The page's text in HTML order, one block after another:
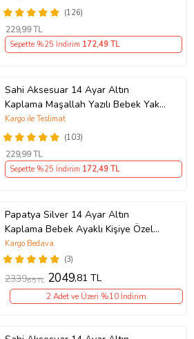
(126)
229,99 TL
Sepette %25 İndirim 172,49 TL
Sahi Aksesuar 14 Ayar Altın
Kaplama Maşallah Yazılı Bebek Yaka
İğnesi BKI038 (Sarı)
(103)
Kargo ile Teslimat
229,99 TL
Sepette %25 İndirim 172,49 TL
Papatya Silver 14 Ayar Altın
Kaplama Bebek Ayaklı Kişiye Özel
Gümüş Kız Bebek İğnesi
(3)
Kargo Bedava
2339,65 TL 2049,81 TL
2 Adet ve Üzeri %10 İndirim